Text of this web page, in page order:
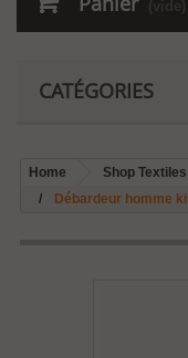
(vide)
CATÉGORIES
Home Shop
Débardeur homme